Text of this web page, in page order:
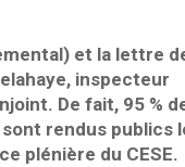
et la lettre
inspecteur
De fait, 95 %
rendus publics
plénière du CESE.